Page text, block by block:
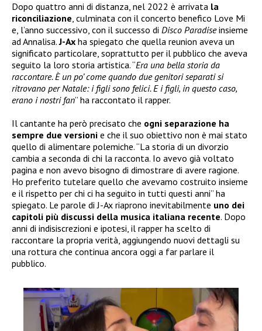
Dopo quattro anni di distanza, nel 2022 è arrivata la
riconciliazione, culminata con il concerto benefico Love Mi
e, l’anno successivo, con il successo di Disco Paradiseinsieme
ad Annalisa.J-Ax ha spiegato che quella reunion aveva un
significato particolare, soprattutto per il pubblico che aveva
seguito la loro storia artistica. “Era una bella storia da
raccontare. È un po’ come quando due genitori separati si
ritrovano per Natale: i figli sono felici. E i figli, in questo caso,
erano i nostri fan” ha raccontato il rapper.
Il cantante ha però precisato che ogni separazione ha
sempre due versioni e che il suo obiettivo non è mai stato
quello di alimentare polemiche. “La storia di un divorzio
cambia a seconda di chi la racconta. Io avevo già voltato
pagina e non avevo bisogno di dimostrare di avere ragione.
Ho preferito tutelare quello che avevamo costruito insieme
e il rispetto per chi ci ha seguito in tutti questi anni” ha
spiegato. Le parole di J-Ax riaprono inevitabilmente uno dei
capitoli più discussi della musica italiana recente. Dopo
anni di indisiscrezioni e ipotesi, il rapper ha scelto di
raccontare la propria verità, aggiungendo nuovi dettagli su
una rottura che continua ancora oggi a far parlare il
pubblico.